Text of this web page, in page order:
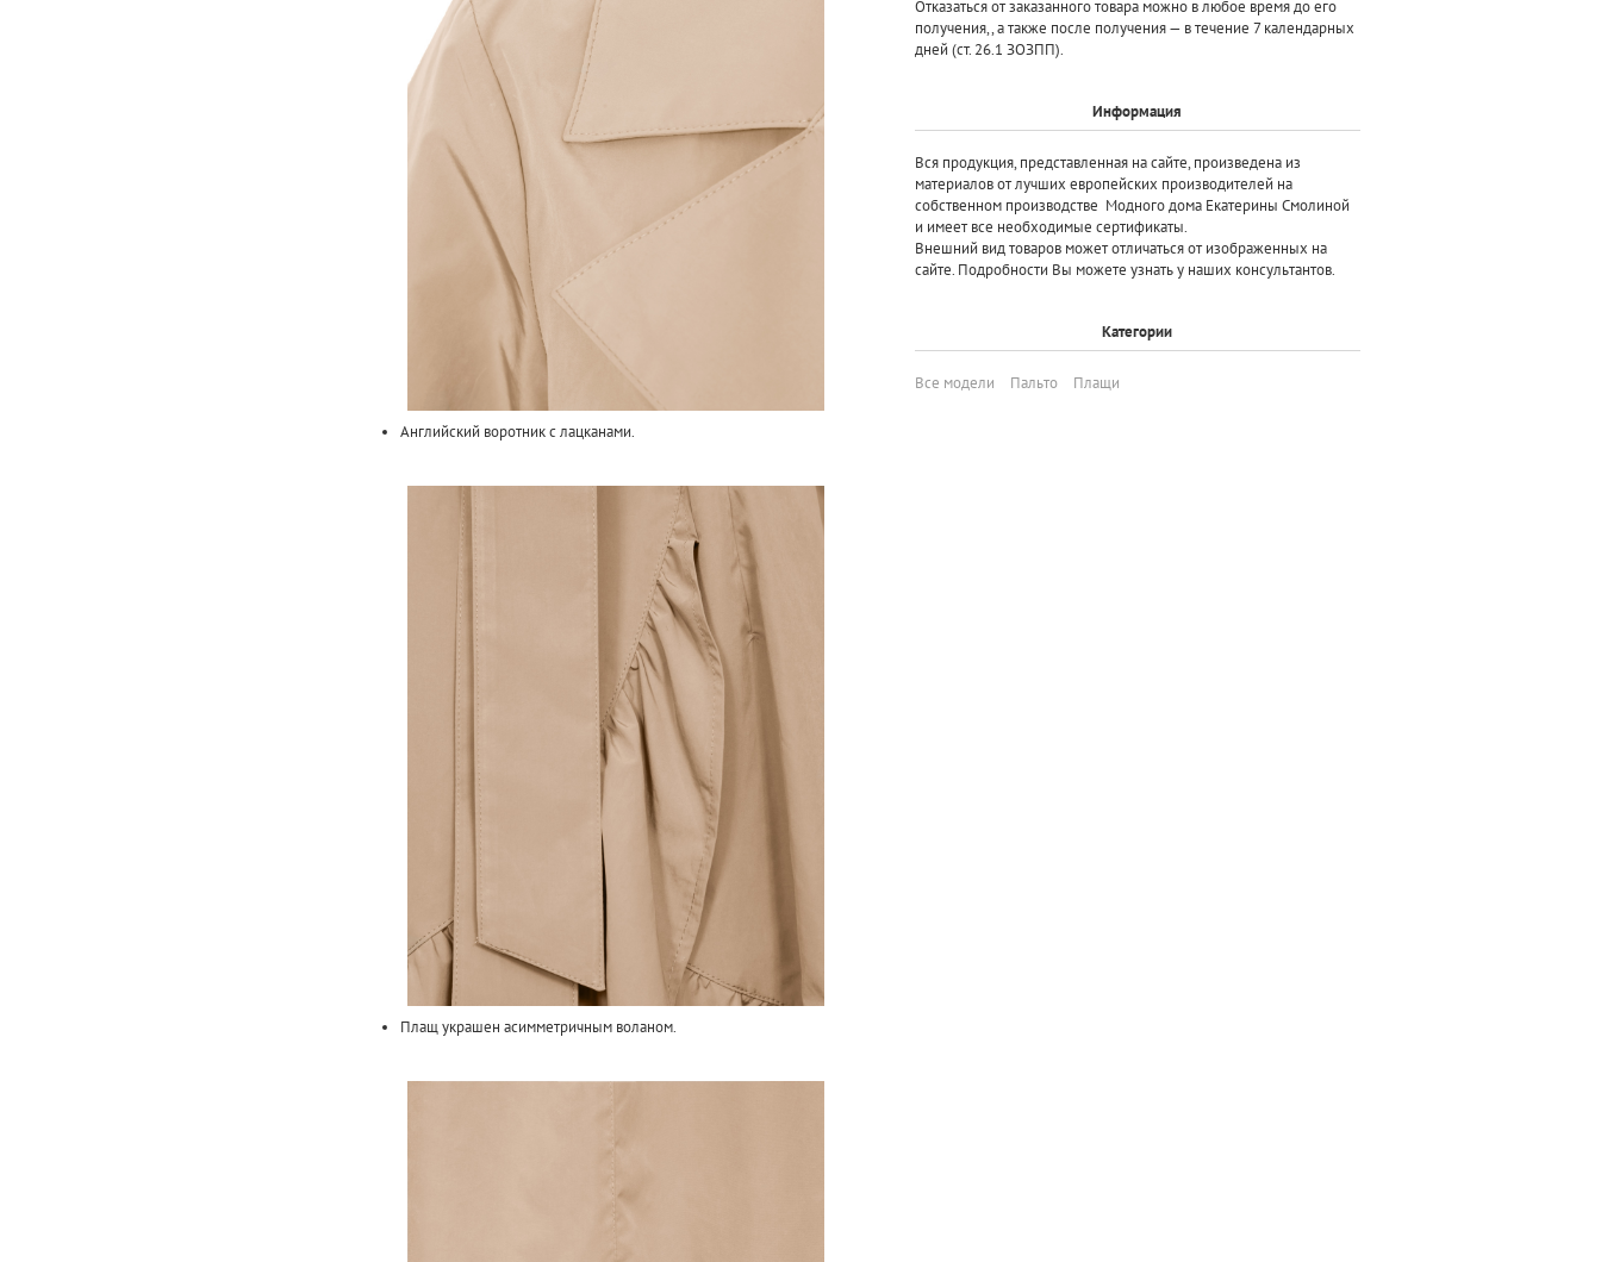
Английский воротник с лацканами.
Плащ украшен асимметричным воланом.
Отказаться от заказанного товара можно в любое время до его
получения,, а также после получения — в течение 7 календарных
дней (ст. 26.1 ЗОЗПП).
Информация
Вся продукция, представленная на сайте, произведена из
материалов от лучших европейских производителей на
собственном производстве Модного дома Екатерины Смолиной
и имеет все необходимые сертификаты.
Внешний вид товаров может отличаться от изображенных на
сайте. Подробности Вы можете узнать у наших консультантов.
Категории
Все модели Пальто Плащи